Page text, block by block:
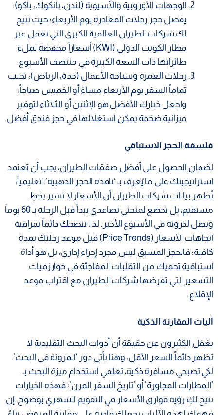
​الوجهات الأوروبية والآسيوية (لندن، بانكوك، باكو):
يفضل حجز رحلات المغادرة يوم الأربعاء؛ حيث تتيح
لك شركات الطيران العالمية الكبرى التي تعمل عبر
مطار الكويت الدولي (KWI) أسعاراً مخفضة لملء
طائراتها ذات السعة الكبيرة في منتصف الأسبوع.
​رحلات العمرة وسياحة الأعمال (جدة، الرياض): تجنب
تماماً السفر يوم الأربعاء مساءً أو الخميس صباحاً،
واجعل خيارك الأفضل هو الإثنين أو الثلاثاء لتوفير
ميزانية ضخمة يمكن استغلالها في حجز فندق أفضل.
فلسفة الحجز الاستباقي
لضمان الحصول على أفضل صفقات الطيران، يجب أن تعتمد
استراتيجيتك على ما يُعرف بـ ‘نافذة الحجز الذهبية’. تعليمياً،
تُظهر بيانات شركات الطيران أن الأسعار لا تسير بخطٍ
مستقيم، بل تخضع لمنحنى تصاعدي يبدأ قبل الرحلة بـ 60 يوماً
ويصل لذروته في الأسبوع الأخير. لذا، ننصحك دائماً بمراقبة
اتجاهات الأسعار (Price Trends) قبل موعد رحلتك بمدة
كافية؛ فالحجز المسبق ليس مجرد إجراء إداري، بل هو أداة
استباقية تحميك من التقلبات المفاجئة في خوارزميات
التسعير التي تفرضها شركات الطيران مع اقتراب موعد
الإقلاع.
آليات المقارنة الذكية
يغفل الكثيرون عن حقيقة أن أدوات البحث التقليدية لا
تظهر دائماً السعر الأقل، وهنا يأتي دور ‘المرونة في البحث’.
لكي تصبحي مسافرة ذكية، تعلمي استخدام ميزة البحث بـ
‘المطارات المجاورة’ أو ‘تاريخ السفر المرن’؛ فهذه الخيارات
تتيح لكِ رؤية فوارق الأسعار في التقويم الشهري بوضوح. إن